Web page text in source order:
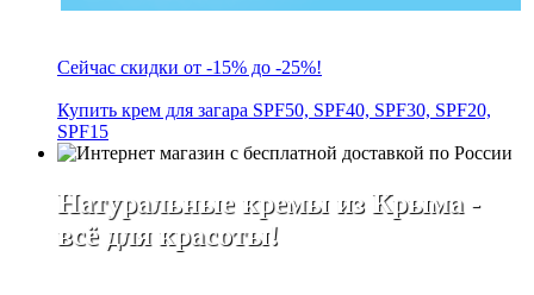
Сейчас скидки от -15% до -25%!
Купить крем для загара SPF50, SPF40, SPF30, SPF20,
SPF15
Натуральные кремы из Крыма -
всё для красоты!